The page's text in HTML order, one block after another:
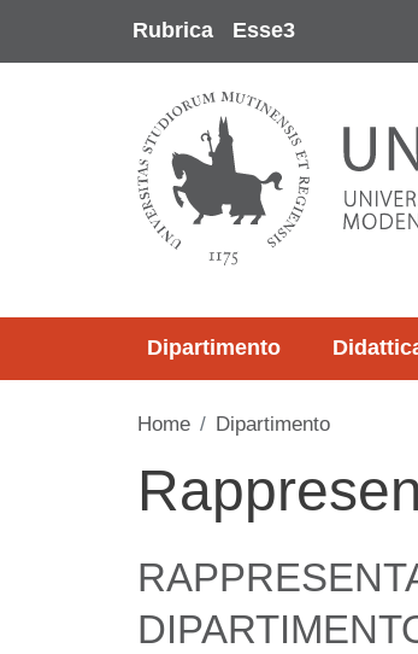
Rubrica Esse3
Dipartimento
Home Dipartimento
Contenuto